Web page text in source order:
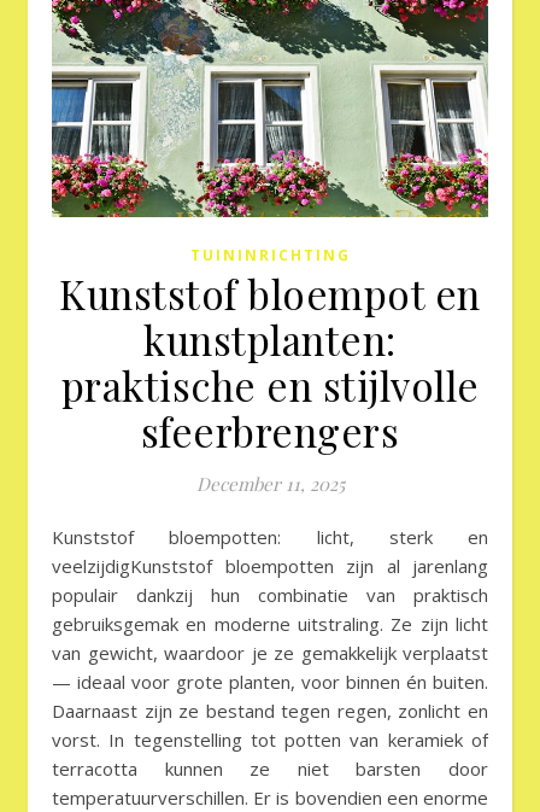
TUININRICHTING
Kunststof bloempot en
kunstplanten:
praktische en stijlvolle
sfeerbrengers
December 11, 2025
Kunststof bloempotten: licht, sterk en
veelzijdigKunststof bloempotten zijn al jarenlang
populair dankzij hun combinatie van praktisch
gebruiksgemak en moderne uitstraling. Ze zijn licht
van gewicht, waardoor je ze gemakkelijk verplaatst
— ideaal voor grote planten, voor binnen én buiten.
Daarnaast zijn ze bestand tegen regen, zonlicht en
vorst. In tegenstelling tot potten van keramiek of
terracotta kunnen ze niet barsten door
temperatuurverschillen. Er is bovendien een enorme